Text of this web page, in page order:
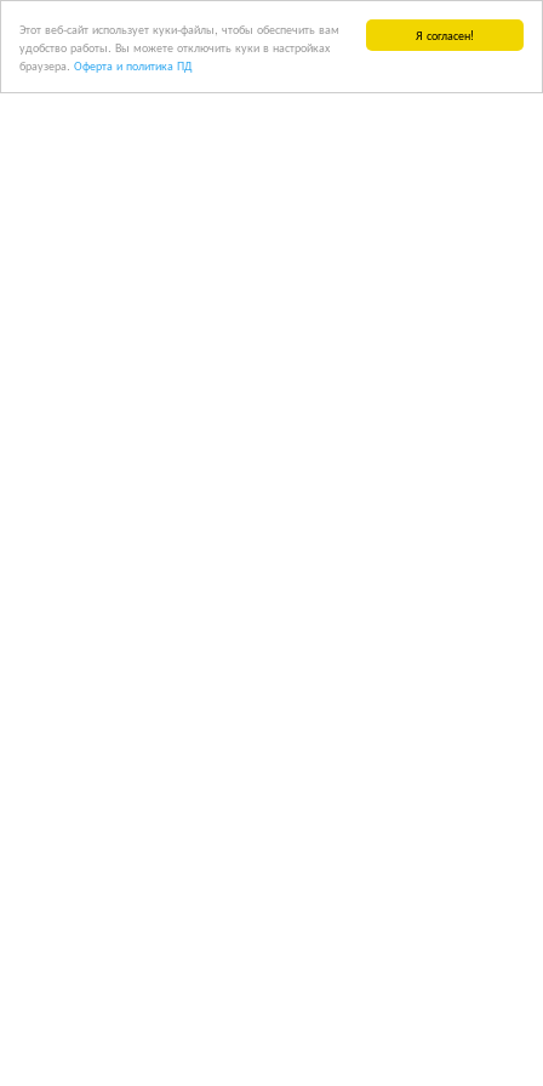
Я согласен!
Этот веб-сайт использует куки-файлы, чтобы обеспечить вам
удобство работы. Вы можете отключить куки в настройках
браузера. Оферта и политика ПД